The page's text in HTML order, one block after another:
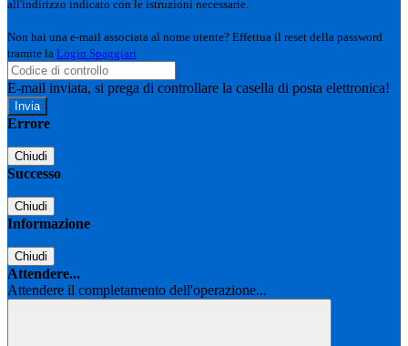
all'indirizzo indicato con le istruzioni necessarie.
Non hai una e-mail associata al nome utente? Effettua il reset della password
tramite la Login Spaggiari
E-mail inviata, si prega di controllare la casella di posta elettronica!
Errore
Chiudi
Successo
Chiudi
Informazione
Chiudi
Attendere...
Attendere il completamento dell'operazione...